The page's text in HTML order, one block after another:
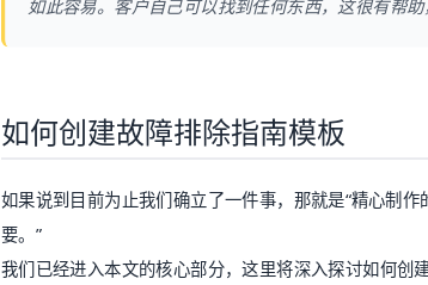
如此容易。客户自己可以找到任何东西，这很有帮助
如何创建故障排除指南模板
如果说到目前为止我们确立了一件事，那就是“精心制
要。”
我们已经进入本文的核心部分，这里将深入探讨如何创